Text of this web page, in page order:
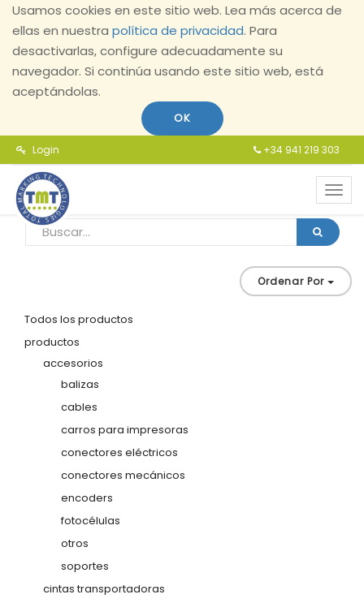
Usamos cookies en este sitio web. Lea más acerca de
ellas en nuestra política de privacidad. Para
desactivarlas, configure adecuadamente su
navegador. Si continúa usando este sitio web, está
aceptándolas.
OK
+34 941 219 303
Login
Ordenar Por
Todos los productos
productos
accesorios
balizas
cables
carros para impresoras
conectores eléctricos
conectores mecánicos
encoders
fotocélulas
otros
soportes
cintas transportadoras